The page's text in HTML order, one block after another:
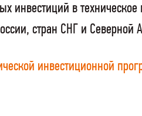
инвестиций в
стран СНГ и
инвестиционной